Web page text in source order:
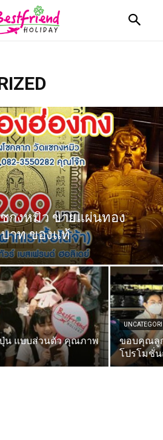
กงหมิว ขายแผ่นทอง
บาท ของแท้
ปุ่น แบบส่วนตัว คุณภาพ
ขอบคุณลู
โปรโมชั่